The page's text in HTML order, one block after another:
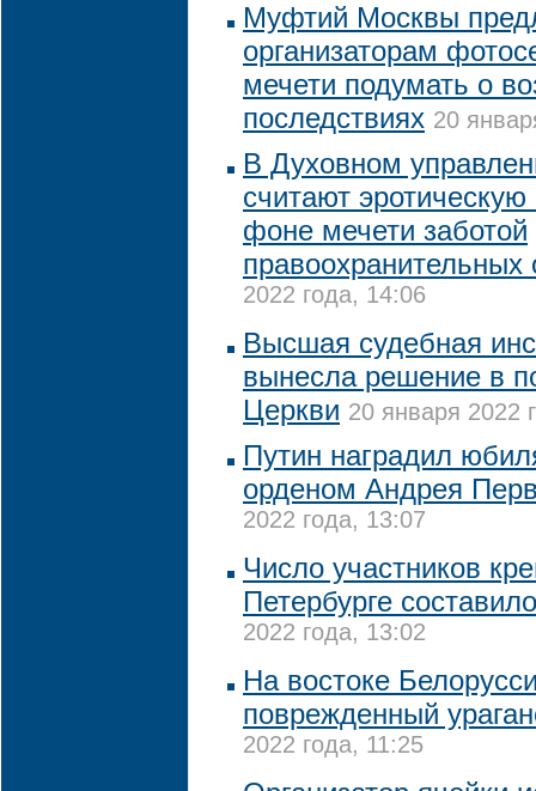
Муфтий Москвы
организаторам
мечети подумать о
последствиях 20
В Духовном
считают
фоне мечети заботой
правоохранительных
2022 года, 14:06
Высшая судебная
вынесла решение в
Церкви 20 января 2022
Путин наградил
орденом Андрея
2022 года, 13:07
Число участников
Петербурге
2022 года, 13:02
На востоке
поврежденный
2022 года, 11:25